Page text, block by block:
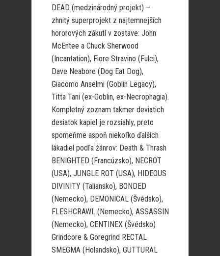
DEAD (medzinárodný projekt) –
zhnitý superprojekt z najtemnejších
hororových zákutí v zostave: John
McEntee a Chuck Sherwood
(Incantation), Fiore Stravino (Fulci),
Dave Neabore (Dog Eat Dog),
Giacomo Anselmi (Goblin Legacy),
Titta Tani (ex-Goblin, ex-Necrophagia).
Kompletný zoznam takmer deviatich
desiatok kapiel je rozsiahly, preto
spomeňme aspoň niekoľko ďalších
lákadiel podľa žánrov: Death & Thrash
BENIGHTED (Francúzsko), NECROT
(USA), JUNGLE ROT (USA), HIDEOUS
DIVINITY (Taliansko), BONDED
(Nemecko), DEMONICAL (Švédsko),
FLESHCRAWL (Nemecko), ASSASSIN
(Nemecko), CENTINEX (Švédsko)
Grindcore & Goregrind RECTAL
SMEGMA (Holandsko), GUTTURAL